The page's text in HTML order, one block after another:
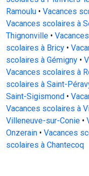
Ramoulu • Vacances
Vacances scolaires à
Thignonville •
scolaires à Bricy •
scolaires à Gémigny •
Vacances scolaires à
scolaires à Saint-
Saint-Sigismond •
Vacances scolaires à
Villeneuve-sur-Conie •
Onzerain • Vacances
scolaires à Chantecoq